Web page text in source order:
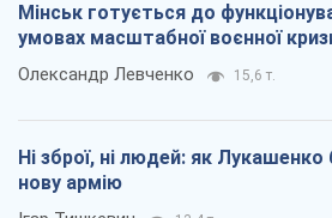
Мінськ готується до
умовах масштабної воєнної
Олександр Левченко 15,6 т.
Ні зброї, ні людей: як Лукашенко
нову армію